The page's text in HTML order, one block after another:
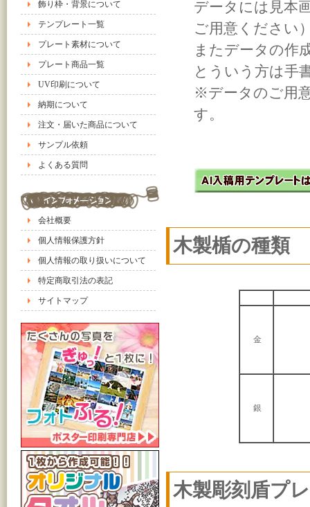
データには見本
ご用意ください
またデータの作
とういう方は手
※データのご用
木製楯の種類
金
銀
木製彫刻盾プ
飾り枠・背景について
テンプレート一覧
プレート素材について
プレート商品一覧
UV印刷について
納期について
注文・届いた商品について
サンプル依頼
よくある質問
会社概要
個人情報保護方針
個人情報の取り扱いについて
特定商取引法の表記
サイトマップ